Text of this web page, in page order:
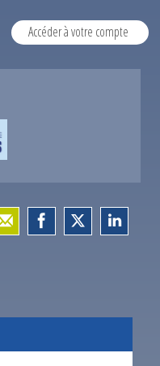
Accéder à votre compte